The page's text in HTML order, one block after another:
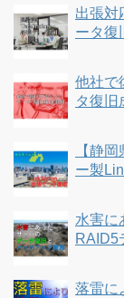
出張対
ータ復
他社で
タ復旧
【静
ー製
水害に
RAID5
落雷に